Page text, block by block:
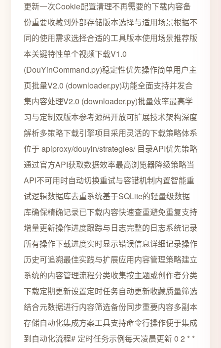
更新一次Cookie配置清理不再需要的下载内容备
份重要收藏到外部存储版本选择与适用场景根据不
同的使用需求选择合适的工具版本使用场景推荐版
本关键特性单个视频下载V1.0
(DouYinCommand.py)稳定性优先操作简单用户主
页批量V2.0 (downloader.py)功能全面支持并发合
集内容处理V2.0 (downloader.py)批量效率最高学
习与定制双版本参考源码开放可扩展技术架构深度
解析多策略下载引擎项目采用灵活的下载策略体系
位于 apiproxy/douyin/strategies/ 目录API优先策略
通过官方API获取数据效率最高浏览器降级策略当
API不可用时自动切换重试与容错机制内置智能重
试逻辑数据库去重系统基于SQLite的轻量级数据
库确保精确记录已下载内容快速查重避免重复支持
增量更新操作进度跟踪与日志完整的日志系统记录
所有操作下载进度实时显示错误信息详细记录操作
历史可追溯最佳实践与扩展应用内容管理策略建立
系统的内容管理流程分类收集按主题或创作者分类
下载定期更新设置定时任务自动更新收藏质量筛选
结合元数据进行内容筛选备份同步重要内容多副本
存储自动化集成方案工具支持命令行操作便于集成
到自动化流程# 定时任务示例每天凌晨更新 0 2 * *